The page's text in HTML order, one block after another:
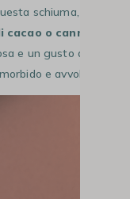
schiuma, spesso
o cannella
e un gusto delicato,
e avvolgente.